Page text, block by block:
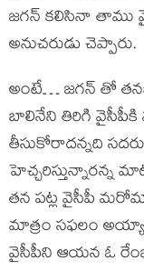
జగన్ కలిసినా తాము
అనుచరుడు చెప్పారు.
అంటే… జగన్ తో
బాలినేని తిరిగి
తీసుకోరాదన్నది
హెచ్చరిస్తున్నారన్న
తన పట్ల వైసీపీ
మాత్రం సఫలం
వైసీపీని ఆయన ఓ